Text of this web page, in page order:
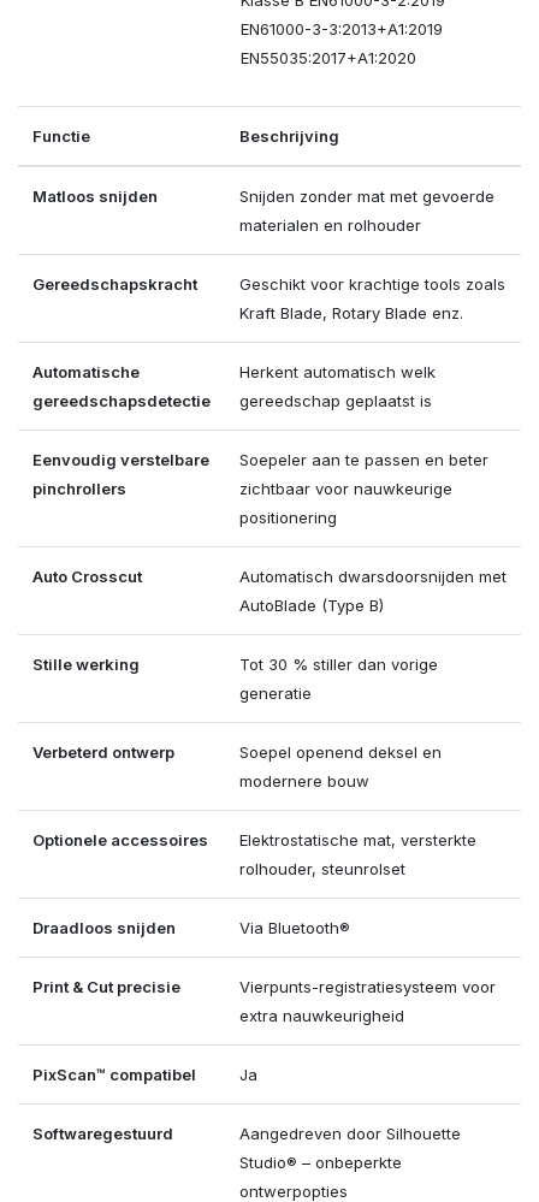
EN61000-3-3:2013+A1:2019
EN55035:2017+A1:2020
Functie Beschrijving
Matloos snijden
Snijden zonder mat met gevoerde
materialen en rolhouder
Gereedschapskracht
Geschikt voor krachtige tools zoals
Kraft Blade, Rotary Blade enz.
Automatische
gereedschapsdetectie
Herkent automatisch welk
gereedschap geplaatst is
Eenvoudig verstelbare
pinchrollers
Soepeler aan te passen en beter
zichtbaar voor nauwkeurige
positionering
Auto Crosscut
Automatisch dwarsdoorsnijden met
AutoBlade (Type B)
Stille werking
Tot 30 % stiller dan vorige
generatie
Verbeterd ontwerp
Soepel openend deksel en
modernere bouw
Optionele accessoires
Elektrostatische mat, versterkte
rolhouder, steunrolset
Draadloos snijden Via Bluetooth®
Print & Cut precisie
Vierpunts-registratiesysteem voor
extra nauwkeurigheid
PixScan™ compatibel Ja
Softwaregestuurd
Aangedreven door Silhouette
Studio® – onbeperkte
ontwerpopties